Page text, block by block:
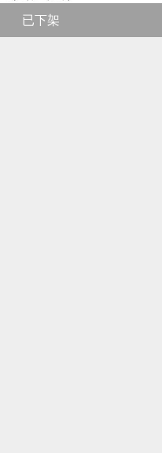
已下架